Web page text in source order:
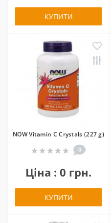
КУПИТИ
NOW Vitamin C Crystals (227 g)
0
Ціна : 0 грн.
КУПИТИ